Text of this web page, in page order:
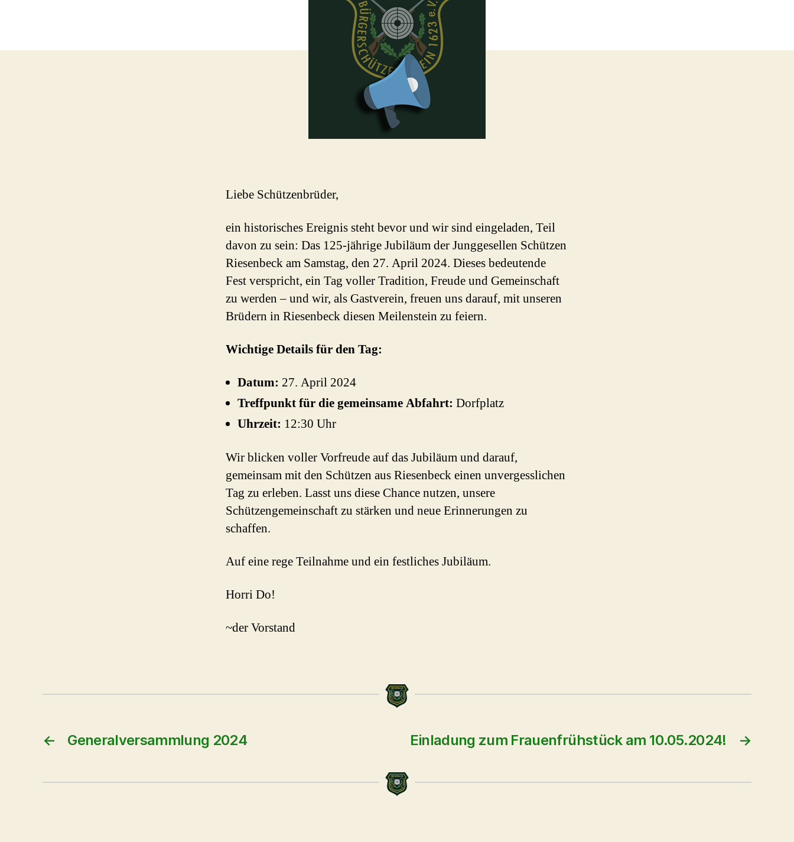
Liebe Schützenbrüder,
ein historisches Ereignis steht bevor und wir sind eingeladen, Teil
davon zu sein: Das 125-jährige Jubiläum der Junggesellen Schützen
Riesenbeck am Samstag, den 27. April 2024. Dieses bedeutende
Fest verspricht, ein Tag voller Tradition, Freude und Gemeinschaft
zu werden – und wir, als Gastverein, freuen uns darauf, mit unseren
Brüdern in Riesenbeck diesen Meilenstein zu feiern.
Wichtige Details für den Tag:
Datum: 27. April 2024
Treffpunkt für die gemeinsame Abfahrt: Dorfplatz
Uhrzeit: 12:30 Uhr
Wir blicken voller Vorfreude auf das Jubiläum und darauf,
gemeinsam mit den Schützen aus Riesenbeck einen unvergesslichen
Tag zu erleben. Lasst uns diese Chance nutzen, unsere
Schützengemeinschaft zu stärken und neue Erinnerungen zu
schaffen.
Auf eine rege Teilnahme und ein festliches Jubiläum.
Horri Do!
~der Vorstand
← Generalversammlung 2024 →
Einladung zum Frauenfrühstück am 10.05.2024!